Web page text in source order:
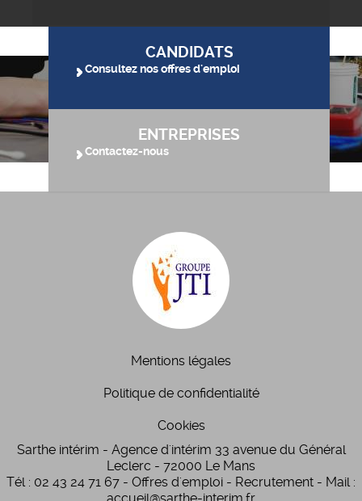
CANDIDATS
Consultez nos offres d'emploi
ENTREPRISES
Contactez-nous
Mentions légales
Politique de confidentialité
Cookies
Sarthe intérim - Agence d'intérim 33 avenue du Général
Leclerc - 72000 Le Mans
Tél : 02 43 24 71 67 - Offres d'emploi - Recrutement - Mail :